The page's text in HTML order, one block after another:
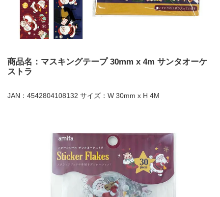
商品名：マスキングテープ 30mm x 4m サンタオーケ
ストラ
JAN：4542804108132 サイズ：W 30mm x H 4M